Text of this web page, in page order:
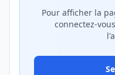
Pour afficher la
connectez-